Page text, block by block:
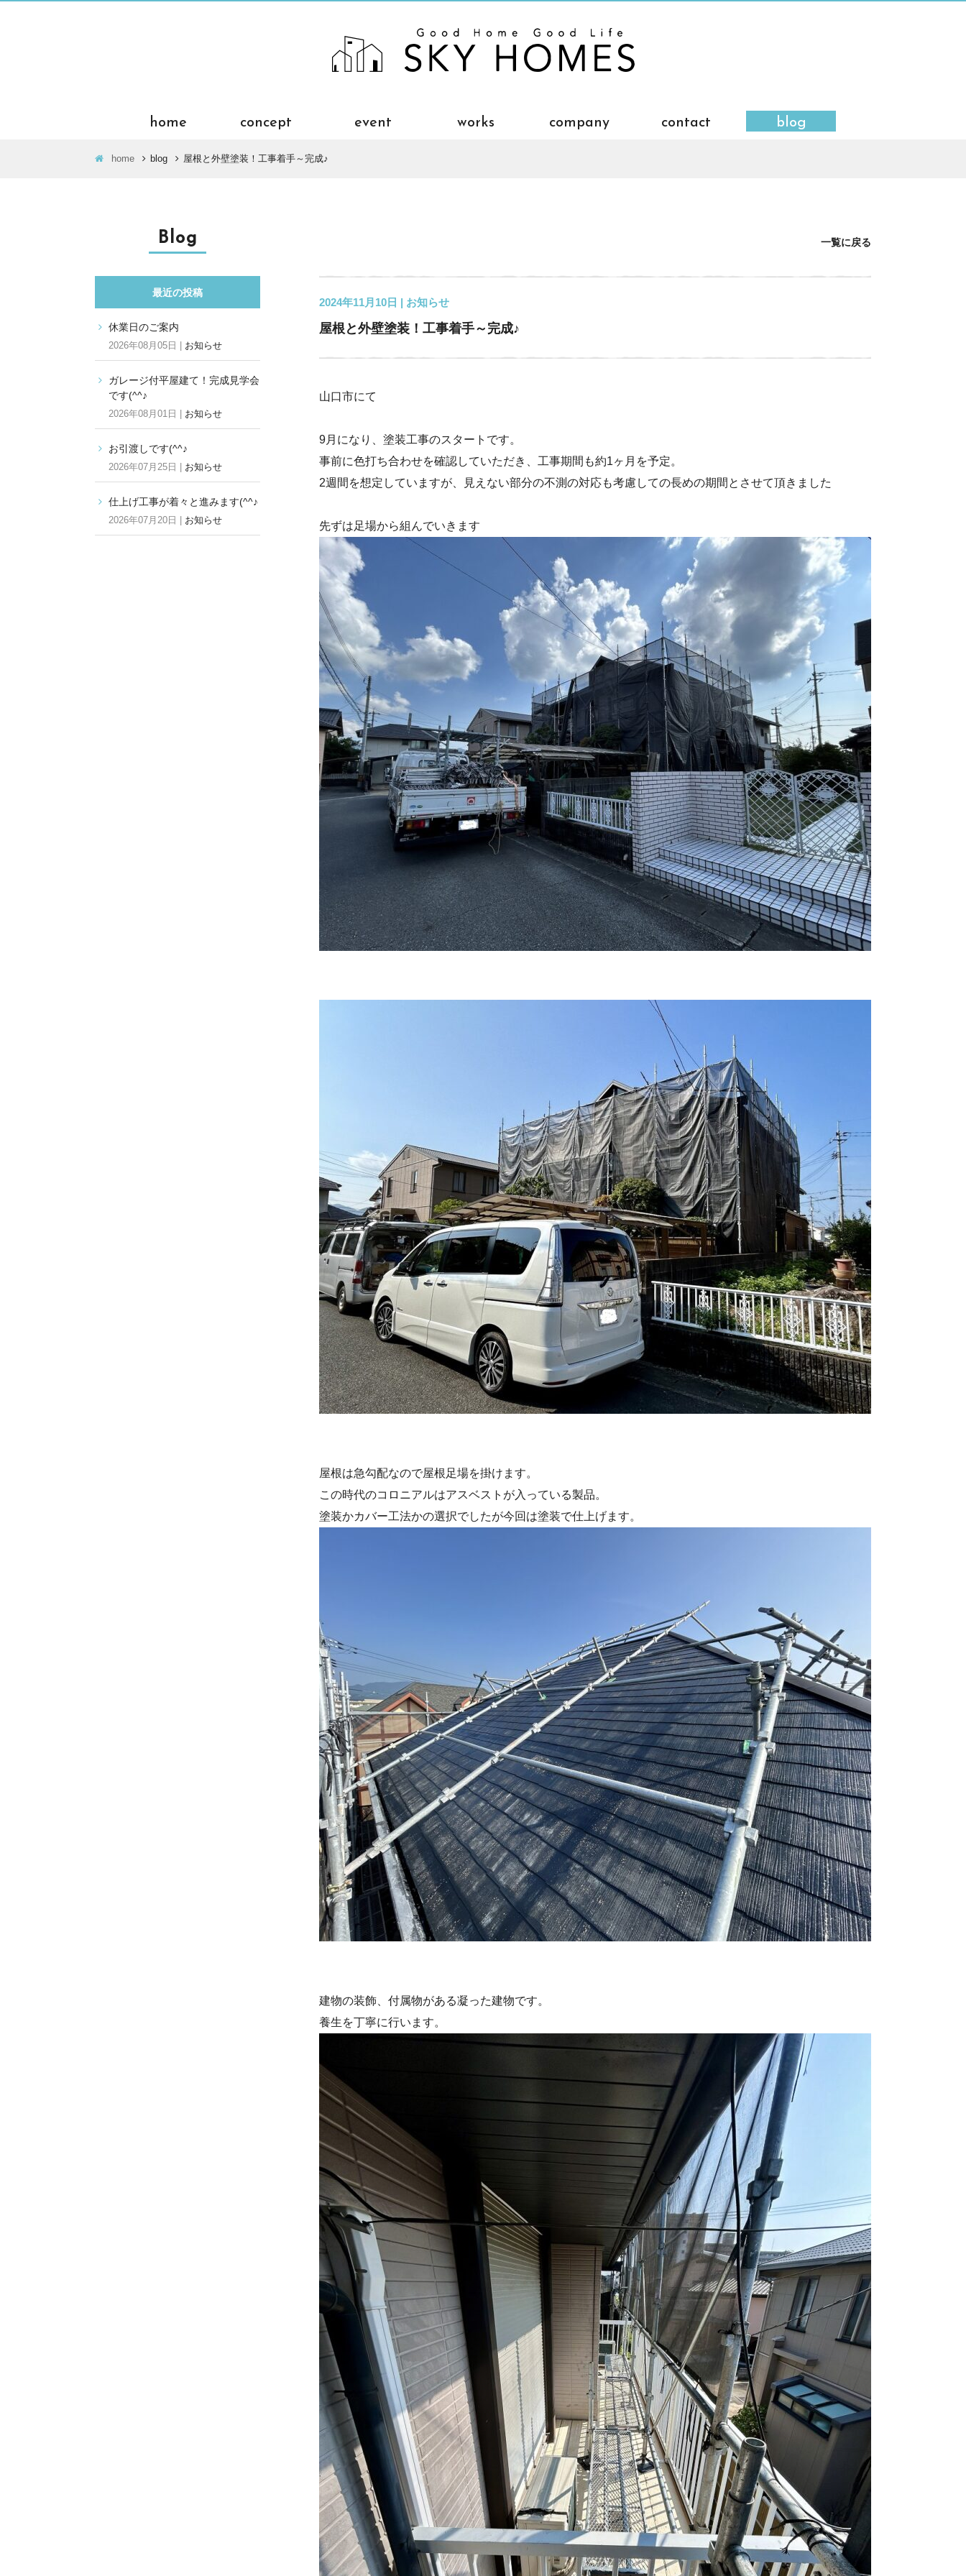
home concept event works company contact blog
home blog 屋根と外壁塗装！工事着手～完成♪
一覧に戻る
2024年11月10日 | お知らせ
屋根と外壁塗装！工事着手～完成♪
山口市にて
9月になり、塗装工事のスタートです。
事前に色打ち合わせを確認していただき、工事期間も約1ヶ月を予定。
2週間を想定していますが、見えない部分の不測の対応も考慮しての長めの期間とさせて頂きました
先ずは足場から組んでいきます
屋根は急勾配なので屋根足場を掛けます。
この時代のコロニアルはアスベストが入っている製品。
塗装かカバー工法かの選択でしたが今回は塗装で仕上げます。
建物の装飾、付属物がある凝った建物です。
養生を丁寧に行います。
Blog
最近の投稿
休業日のご案内
2026年08月05日 | お知らせ
ガレージ付平屋建て！完成見学会
です(^^♪
2026年08月01日 | お知らせ
お引渡しです(^^♪
2026年07月25日 | お知らせ
仕上げ工事が着々と進みます(^^♪
2026年07月20日 | お知らせ